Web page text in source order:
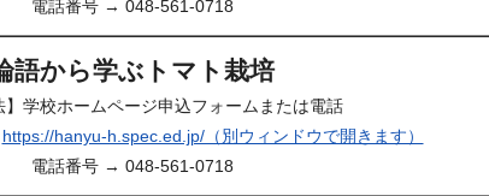
電話番号 → 048-561-0718
語から学ぶトマト栽培
】学校ホームページ申込フォームまたは電話
https://hanyu-h.spec.ed.jp/（別ウィンドウで開きます）
電話番号 → 048-561-0718